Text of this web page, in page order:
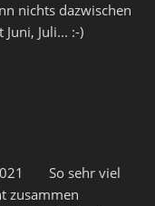
nichts dazwischen
Juli... :-)
So sehr viel
zusammen